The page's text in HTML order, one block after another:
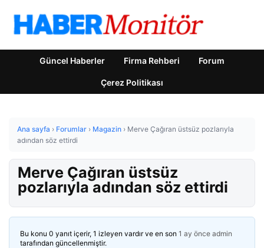
Güncel Haberler Firma Rehberi Forum
Çerez Politikası
Ana sayfa › Forumlar › Magazin › Merve Çağıran üstsüz pozlarıyla
adından söz ettirdi
Merve Çağıran üstsüz
pozlarıyla adından söz ettirdi
Bu konu 0 yanıt içerir, 1 izleyen vardır ve en son 1 ay önce admin
tarafından güncellenmiştir.